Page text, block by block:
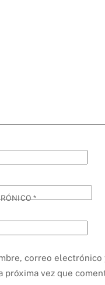
*
correo electrónico
próxima vez que